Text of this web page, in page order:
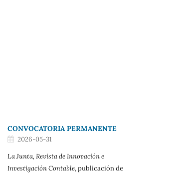
CONVOCATORIA PERMANENTE
2026-05-31
La Junta, Revista de Innovación e
Investigación Contable, publicación de